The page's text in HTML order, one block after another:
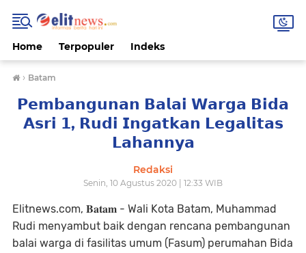
Home Terpopuler Indeks
› Batam
𝗣𝗲𝗺𝗯𝗮𝗻𝗴𝘂𝗻𝗮𝗻 𝗕𝗮𝗹𝗮𝗶 𝗪𝗮𝗿𝗴𝗮 𝗕𝗶𝗱𝗮
𝗔𝘀𝗿𝗶 𝟭, 𝗥𝘂𝗱𝗶 𝗜𝗻𝗴𝗮𝘁𝗸𝗮𝗻 𝗟𝗲𝗴𝗮𝗹𝗶𝘁𝗮𝘀
𝗟𝗮𝗵𝗮𝗻𝗻𝘆𝗮
Redaksi
Senin, 10 Agustus 2020 | 12:33 WIB
Elitnews.com, 𝐁𝐚𝐭𝐚𝐦 - Wali Kota Batam, Muhammad
Rudi menyambut baik dengan rencana pembangunan
balai warga di fasilitas umum (Fasum) perumahan Bida